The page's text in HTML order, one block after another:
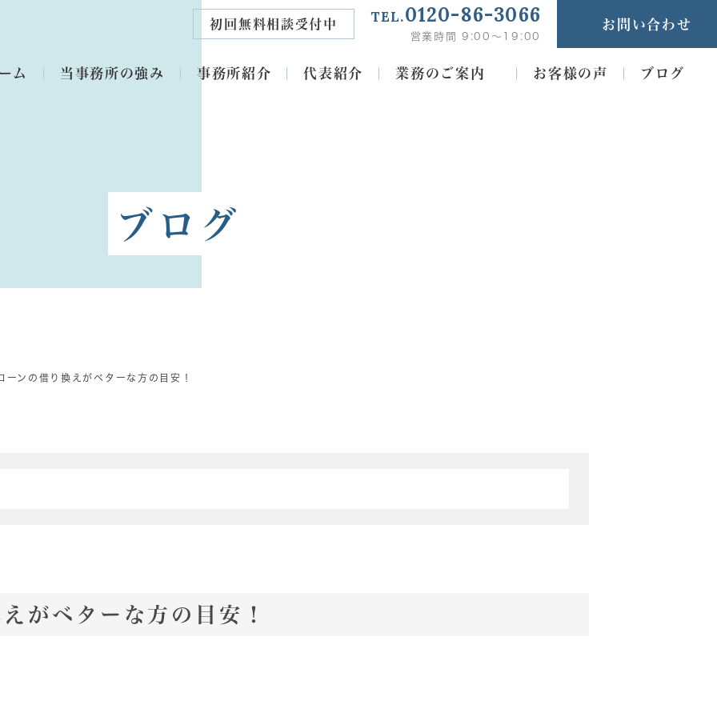
初回無料相談受付中 TEL.0120-86-3066
営業時間 9:00～19:00
お問い合わせ
ム 当事務所の強み 事務所紹介 代表紹介 業務のご案内 お客様の声 ブログ
ブログ
ーンの借り換えがベターな方の目安！
がベターな方の目安！